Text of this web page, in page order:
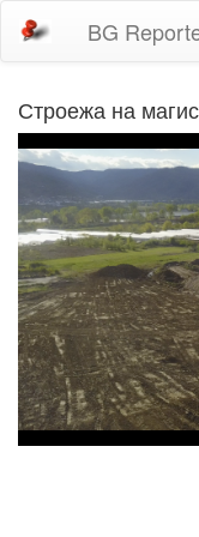
BG
Строежа на